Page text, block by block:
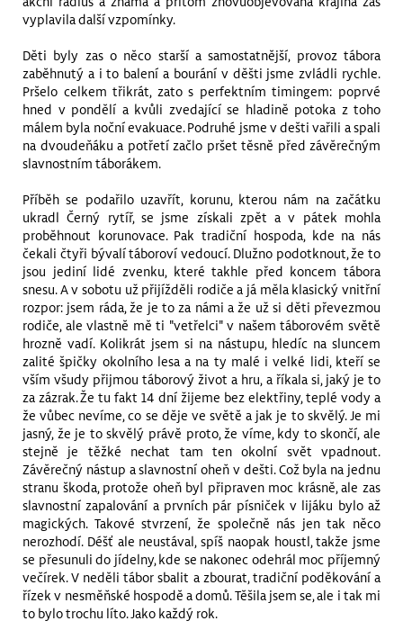
vyplavila další vzpomínky.
Děti byly zas o něco starší a samostatnější, provoz tábora
zaběhnutý a i to balení a bourání v děšti jsme zvládli rychle.
Pršelo celkem třikrát, zato s perfektním timingem: poprvé
hned v pondělí a kvůli zvedající se hladině potoka z toho
málem byla noční evakuace. Podruhé jsme v dešti vařili a spali
na dvoudeňáku a potřetí začlo pršet těsně před závěrečným
slavnostním táborákem.
Příběh se podařilo uzavřít, korunu, kterou nám na začátku
ukradl Černý rytíř, se jsme získali zpět a v pátek mohla
proběhnout korunovace. Pak tradiční hospoda, kde na nás
čekali čtyři bývalí táboroví vedoucí. Dlužno podotknout, že to
jsou jediní lidé zvenku, které takhle před koncem tábora
snesu. A v sobotu už přijížděli rodiče a já měla klasický vnitřní
rozpor: jsem ráda, že je to za námi a že už si děti převezmou
rodiče, ale vlastně mě ti "vetřelci" v našem táborovém světě
hrozně vadí. Kolikrát jsem si na nástupu, hledíc na sluncem
zalité špičky okolního lesa a na ty malé i velké lidi, kteří se
vším všudy přijmou táborový život a hru, a říkala si, jaký je to
za zázrak. Že tu fakt 14 dní žijeme bez elektřiny, teplé vody a
že vůbec nevíme, co se děje ve světě a jak je to skvělý. Je mi
jasný, že je to skvělý právě proto, že víme, kdy to skončí, ale
stejně je těžké nechat tam ten okolní svět vpadnout.
Závěrečný nástup a slavnostní oheň v dešti. Což byla na jednu
stranu škoda, protože oheň byl připraven moc krásně, ale zas
slavnostní zapalování a prvních pár písniček v lijáku bylo až
magických. Takové stvrzení, že společně nás jen tak něco
nerozhodí. Déšť ale neustával, spíš naopak houstl, takže jsme
se přesunuli do jídelny, kde se nakonec odehrál moc příjemný
večírek. V neděli tábor sbalit a zbourat, tradiční poděkování a
řízek v nesměňské hospodě a domů. Těšila jsem se, ale i tak mi
to bylo trochu líto. Jako každý rok.